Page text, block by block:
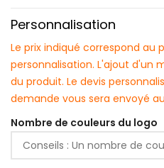
Personnalisation
Le prix indiqué correspond au
personnalisation. L'ajout d'un
du produit. Le devis
demande vous sera envoyé
Nombre de couleurs du logo